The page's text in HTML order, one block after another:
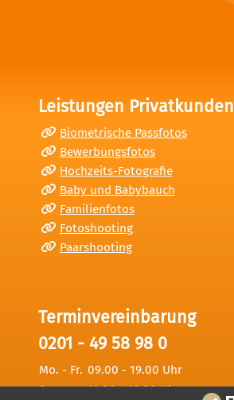
Leistungen Privatkunden
Biometrische Passfotos
Bewerbungsfotos
Hochzeits-Fotografie
Baby und Babybauch
Familienfotos
Fotoshooting
Paarshooting
Terminvereinbarung
0201 - 49 58 98 0
Mo. - Fr. 09.00 - 19.00 Uhr
Sa.
11.00 - 16.00 Uhr